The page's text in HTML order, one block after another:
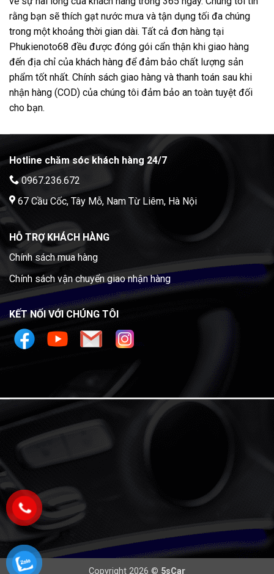
rằng bạn sẽ thích gạt nước mưa và tận dụng tối đa chúng
trong một khoảng thời gian dài. Tất cả đơn hàng tại
Phukienoto68 đều được đóng gói cẩn thận khi giao hàng
đến địa chỉ của khách hàng để đảm bảo chất lượng sản
phẩm tốt nhất. Chính sách giao hàng và thanh toán sau khi
nhận hàng (COD) của chúng tôi đảm bảo an toàn tuyệt đối
cho bạn.
Hotline chăm sóc khách hàng 24/7
0967.236.672
67 Cầu Cốc, Tây Mỗ, Nam Từ Liêm, Hà Nội
HỖ TRỢ KHÁCH HÀNG
Chính sách mua hàng
Chính sách vận chuyển giao nhận hàng
KẾT NỐI VỚI CHÚNG TÔI
Copyright 2026 © 5sCar